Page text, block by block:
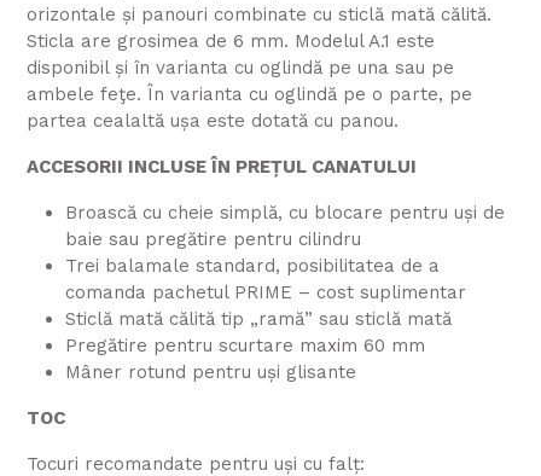
orizontale și panouri combinate cu sticlă mată călită.
Sticla are grosimea de 6 mm. Modelul A.1 este
disponibil și în varianta cu oglindă pe una sau pe
ambele feţe. În varianta cu oglindă pe o parte, pe
partea cealaltă ușa este dotată cu panou.
ACCESORII INCLUSE ÎN PREȚUL CANATULUI
Broască cu cheie simplă, cu blocare pentru uși de
baie sau pregătire pentru cilindru
Trei balamale standard, posibilitatea de a
comanda pachetul PRIME – cost suplimentar
Sticlă mată călită tip „ramă” sau sticlă mată
Pregătire pentru scurtare maxim 60 mm
Mâner rotund pentru uși glisante
TOC
Tocuri recomandate pentru uși cu falț: